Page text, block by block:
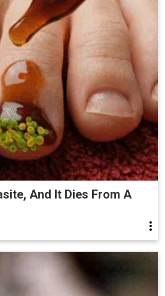
And It Dies From A